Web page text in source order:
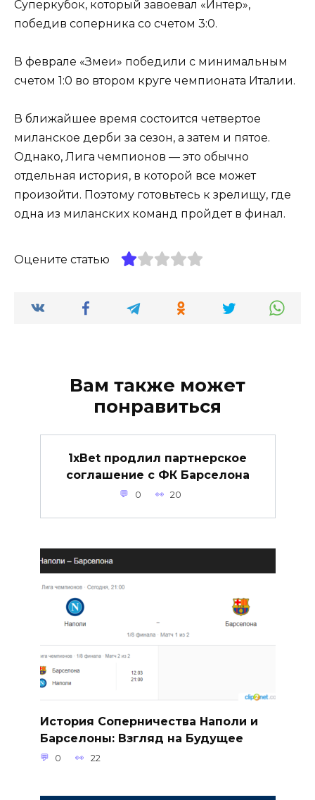
Суперкубок, который завоевал «Интер»,
победив соперника со счетом 3:0.
В феврале «Змеи» победили с минимальным
счетом 1:0 во втором круге чемпионата Италии.
В ближайшее время состоится четвертое
миланское дерби за сезон, а затем и пятое.
Однако, Лига чемпионов — это обычно
отдельная история, в которой все может
произойти. Поэтому готовьтесь к зрелищу, где
одна из миланских команд пройдет в финал.
Оцените статью
Вам также может
понравиться
1xBet продлил партнерское
соглашение с ФК Барселона
0 20
История Соперничества Наполи и
Барселоны: Взгляд на Будущее
0 22